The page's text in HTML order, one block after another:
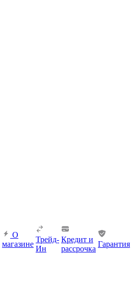
О
магазине
Трейд-
Ин
Кредит и
рассрочка
Гарантия